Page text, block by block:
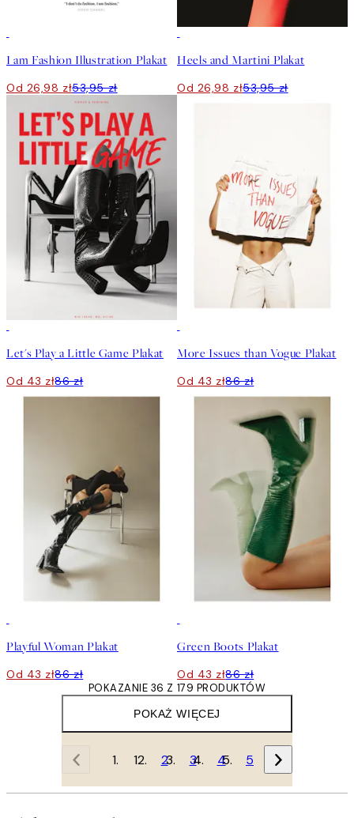
I am Fashion Illustration Plakat
Od 26,98 zł53,95 zł
Heels and Martini Plakat
Od 26,98 zł53,95 zł
Let's Play a Little Game Plakat
Od 43 zł86 zł
More Issues than Vogue Plakat
Od 43 zł86 zł
Playful Woman Plakat
Od 43 zł86 zł
Green Boots Plakat
Od 43 zł86 zł
POKAŻ WIĘCEJ
POKAZANIE 36 Z 179 PRODUKTÓW
1 2 3 4 5